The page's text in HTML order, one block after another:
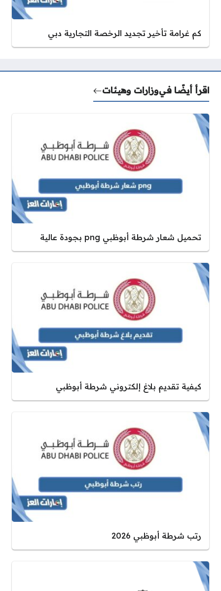
كم غرامة تأخير تجديد الرخصة التجارية دبي
اقرأ أيضًا فيوزارات وهيئات
تحميل شعار شرطة أبوظبي png بجودة عالية
كيفية تقديم بلاغ إلكتروني شرطة أبوظبي
رتب شرطة أبوظبي 2026